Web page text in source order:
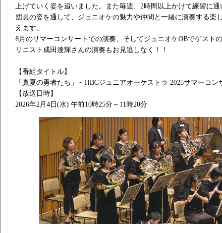
上げていく姿を追いました。また毎週、2時間以上かけて練習に通
団員の姿を通して、ジュニオケの魅力や仲間と一緒に演奏する楽
えます。
8月のサマーコンサートでの演奏、そしてジュニオケOBでゲスト
リニスト成田達輝さんの演奏もお見逃しなく！！
【番組タイトル】
「真夏の勇者たち」～HBCジュニアオーケストラ 2025サマーコン
【放送日時】
2026年2月4日(水) 午前10時25分～11時20分